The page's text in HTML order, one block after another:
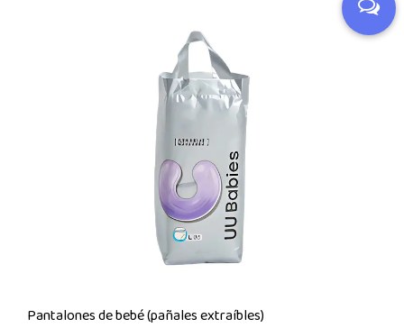
Pantalones de bebé (pañales extraíbles)